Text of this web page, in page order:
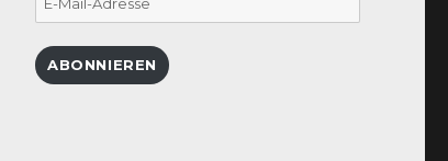
Mail-
ABONNIEREN